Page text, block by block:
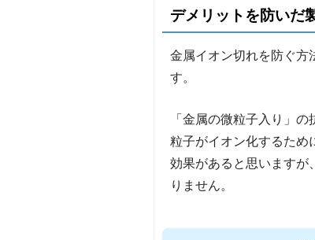
デメリットを防いだ
金属イオン切れを防ぐ方
す。
「金属の微粒子入り」
粒子がイオン化するため
効果があると思いますが
りません。